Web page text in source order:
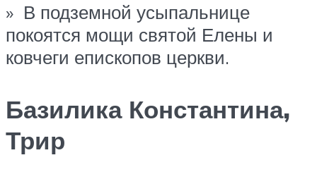
» В подземной усыпальнице
покоятся мощи святой Елены и
ковчеги епископов церкви.
Базилика Константина,
Трир